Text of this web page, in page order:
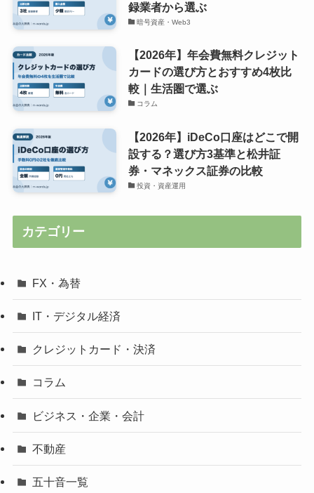
録業者から選ぶ
暗号資産・Web3
【2026年】年会費無料クレジット
カードの選び方とおすすめ4枚比
較｜生活圏で選ぶ
コラム
【2026年】iDeCo口座はどこで開
設する？選び方3基準と松井証
券・マネックス証券の比較
投資・資産運用
カテゴリー
FX・為替
IT・デジタル経済
クレジットカード・決済
コラム
ビジネス・企業・会計
不動産
五十音一覧